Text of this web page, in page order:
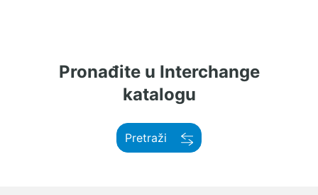
Pronađite u Interchange
katalogu
Pretraži